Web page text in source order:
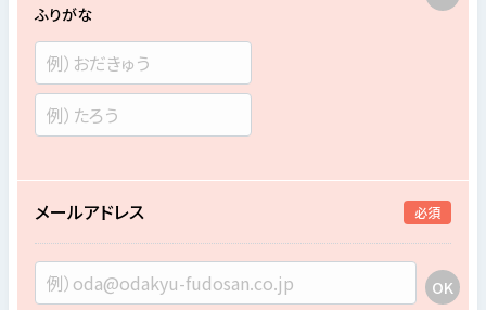
ふりがな
メールアドレス 必須